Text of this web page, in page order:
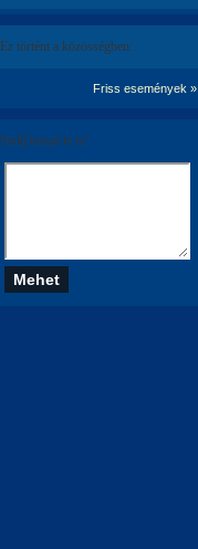
Ez történt a közösségben:
Friss események »
Szólj hozzá te is!